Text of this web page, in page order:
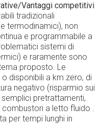
Vantaggi competitivi
tradizionali
termodinamici), non
e programmabile a
sistemi di
e raramente sono
proposto. Le
disponibili a km zero, di
negativo (risparmio sui
pretrattamenti,
a letto fluido .
per tempi lunghi in